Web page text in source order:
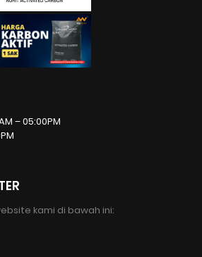
– 05:00PM
kami di bawah ini: